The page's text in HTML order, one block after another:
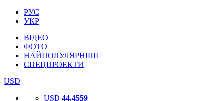
РУС
УКР
ВІДЕО
ФОТО
НАЙПОПУЛЯРНІШІ
СПЕЦПРОЕКТИ
USD
USD 44.4559